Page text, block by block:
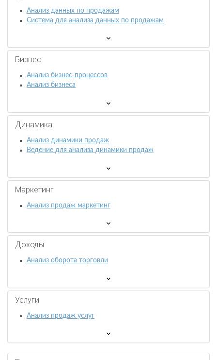
Анализ данных по продажам
Система для анализа данных по продажам
Бизнес
Анализ бизнес-процессов
Анализ бизнеса
Динамика
Анализ динамики продаж
Ведение для анализа динамики продаж
Маркетинг
Анализ продаж маркетинг
Доходы
Анализ оборота торговли
Услуги
Анализ продаж услуг